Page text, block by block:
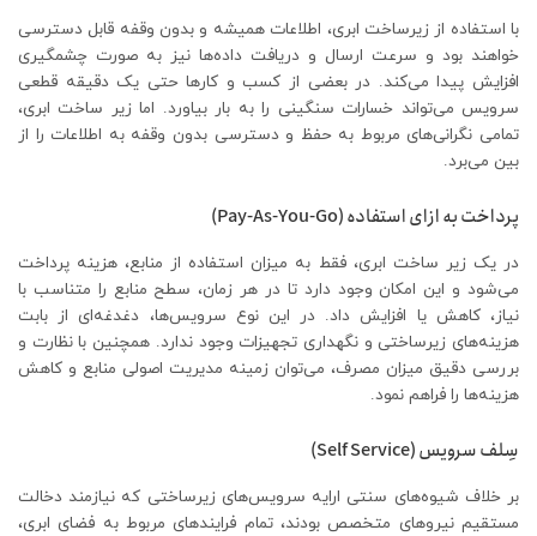
با استفاده از زیرساخت ابری، اطلاعات همیشه و بدون وقفه قابل دسترسی
خواهند بود و سرعت ارسال و دریافت داده‌ها نیز به صورت چشمگیری
افزایش پیدا می‌کند. در بعضی از کسب و کارها حتی یک دقیقه قطعی
سرویس می‌تواند خسارات سنگینی را به بار بیاورد. اما زیر ساخت ابری،
تمامی نگرانی‌های مربوط به حفظ و دسترسی بدون وقفه به اطلاعات را از
بین می‌برد.
پرداخت به ازای استفاده (Pay-As-You-Go)
در یک زیر ساخت ابری، فقط به میزان استفاده از منابع، هزینه پرداخت
می‌شود و این امکان وجود دارد تا در هر زمان، سطح منابع را متناسب با
نیاز، کاهش یا افزایش داد. در این نوع سرویس‌ها، دغدغه‌ای از بابت
هزینه‌های زیرساختی و نگهداری تجهیزات وجود ندارد. همچنین با نظارت و
بررسی دقیق میزان مصرف، می‌توان زمینه مدیریت اصولی منابع و کاهش
هزینه‌ها را فراهم نمود.
سِلف سرویس (Self Service)
بر خلاف شیوه‌های سنتی ارایه سرویس‌های زیرساختی که نیازمند دخالت
مستقیم نیروهای متخصص بودند، تمام فرایندهای مربوط به فضای ابری،